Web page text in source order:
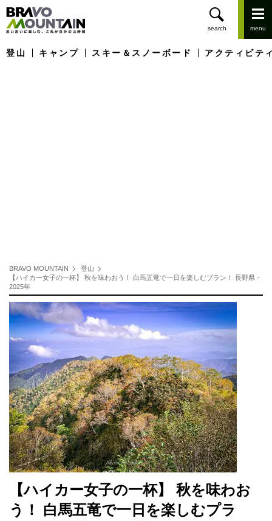
登山 キャンプ スキー＆スノーボード アクティビテ
BRAVO MOUNTAIN
登山
【ハイカー女子の一杯】 秋を味わおう！ 白馬五竜で一日を楽しむプラン！ 長野県・
2025年
【ハイカー女子の一杯】 秋を味わお
う！ 白馬五竜で一日を楽しむプラ